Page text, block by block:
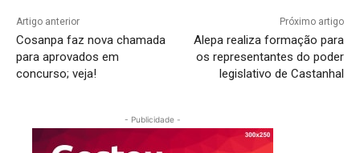
Artigo anterior
Cosanpa faz nova chamada
para aprovados em
concurso; veja!
Próximo artigo
Alepa realiza formação para
os representantes do poder
legislativo de Castanhal
- Publicidade -